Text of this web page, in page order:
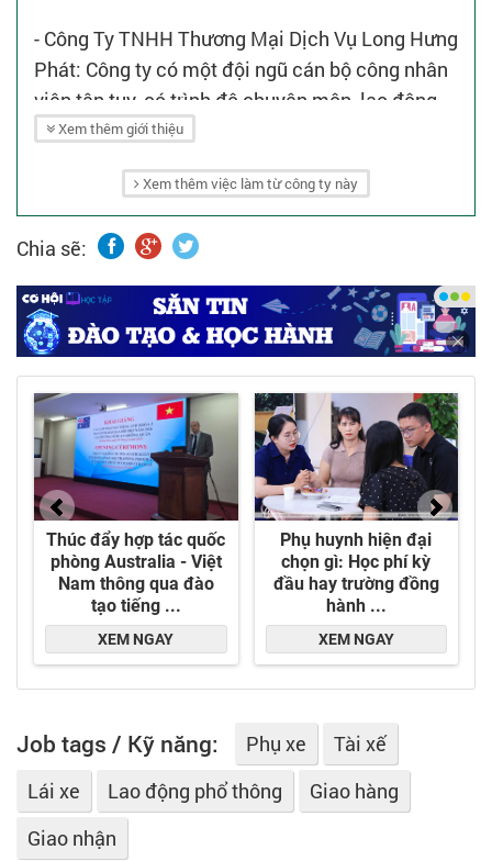
- Công Ty TNHH Thương Mại Dịch Vụ Long Hưng
Phát: Công ty có một đội ngũ cán bộ công nhân
viên tận tụy, có trình độ chuyên môn, lao động
lành nghề.
phát triển do vậy đây là điều kiện tốt để công ty
ngày càng đạt được nhiều doanh thu.
Xem thêm giới thiệu
Xem thêm việc làm từ công ty này
Chia sẽ:
Job tags / Kỹ năng: Phụ xe
Tài xế
Lái xe
Lao động phổ thông
Giao hàng
Giao nhận